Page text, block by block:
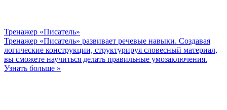
Тренажер «Писатель»
Тренажер «Писатель» развивает речевые навыки. Создавая
логические конструкции, структурируя словесный материал,
вы сможете научиться делать правильные умозаключения.
Узнать больше »